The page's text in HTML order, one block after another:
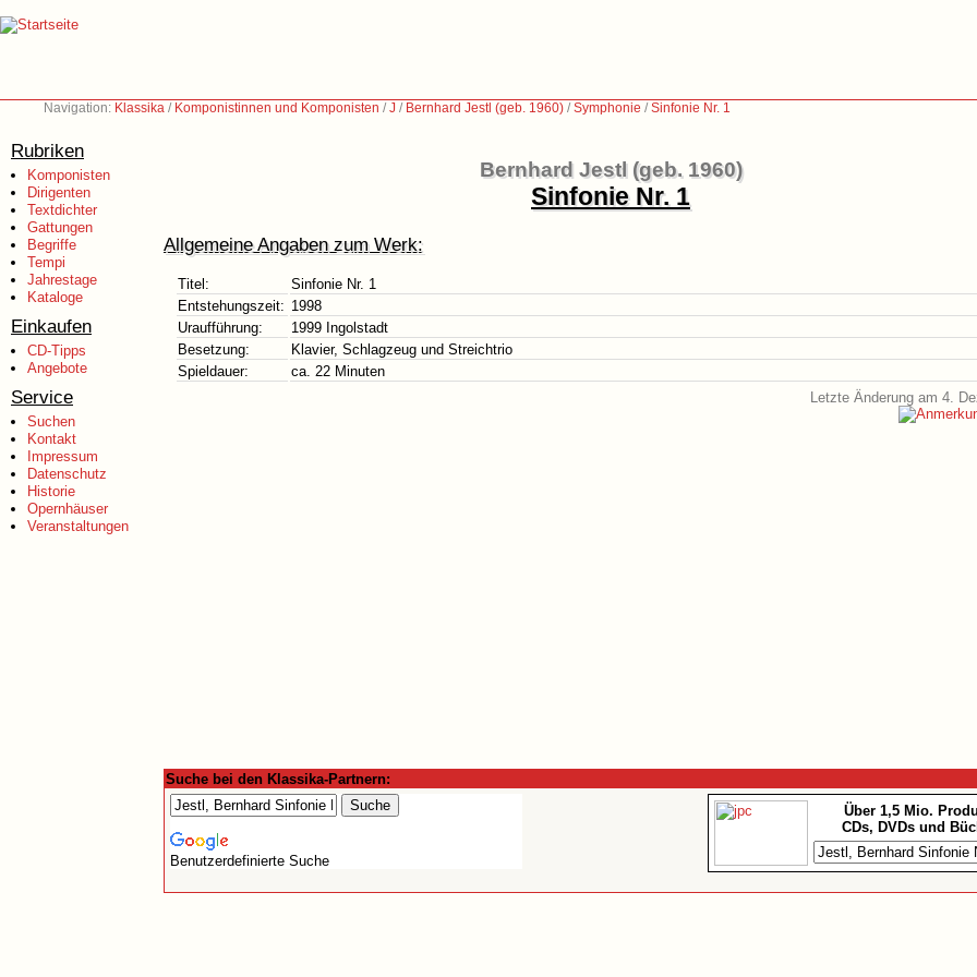
Navigation: Klassika / Komponistinnen und Komponisten /J / Bernhard Jestl (geb. 1960) /Symphonie /Sinfonie Nr. 1
Rubriken
Komponisten
Dirigenten
Textdichter
Gattungen
Begriffe
Tempi
Jahrestage
Kataloge
Einkaufen
CD-Tipps
Angebote
Service
Suchen
Kontakt
Impressum
Datenschutz
Historie
Opernhäuser
Veranstaltungen
Bernhard Jestl (geb. 1960)
Sinfonie Nr. 1
Allgemeine Angaben zum Werk:
Titel:
Sinfonie Nr. 1
Entstehungszeit: 1998
Uraufführung:
1999 Ingolstadt
Besetzung:
Klavier, Schlagzeug und Streichtrio
Spieldauer:
ca. 22 Minuten
Letzte Änderung am 4.
Suche bei den Klassika-Partnern:
Benutzerdefinierte Suche
Über 1,5 Mio.
CDs, DVDs und